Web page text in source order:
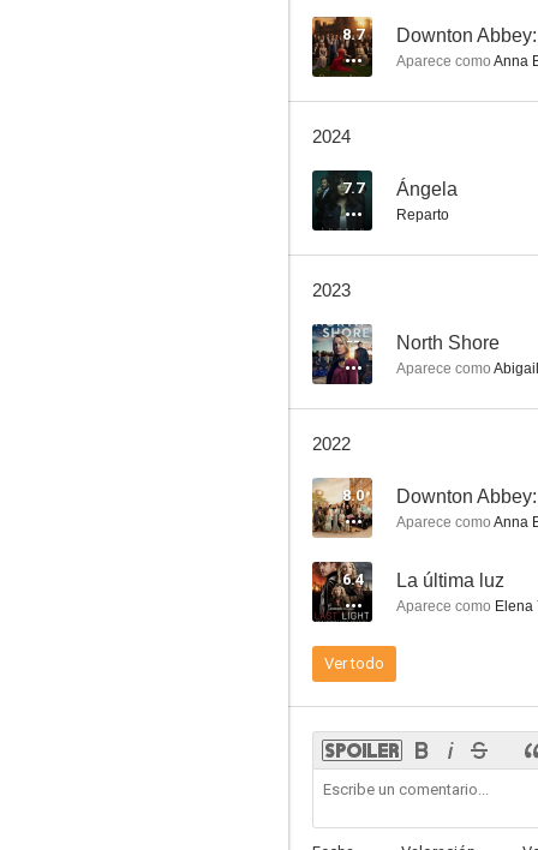
9.5
6.6
8.7 Downton
Aparece como Anna
2024
7.7 Ángela
Reparto
2023
-- North Shore
Aparece como
2022
8.0 Downton
Aparece como Anna
6.4 La última luz
Aparece como Elena
Ver todo